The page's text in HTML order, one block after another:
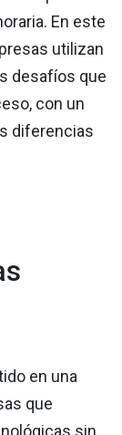
En este
utilizan
desafíos que
con un
diferencias
en una
que